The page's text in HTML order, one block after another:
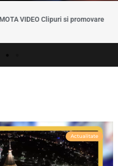
promovare
Actualitate